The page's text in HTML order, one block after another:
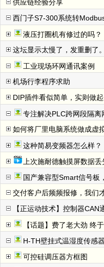
供应链经验分享
西门子S7-300系统转
液压打圈机有修过的吗？
这坛显示太慢了，发重删了
工业现场环网通讯案例
机场行李程序求助
DIP插件看似简单，实则做
专注解决PLC跨网段隔离
如何将厂里电脑系统做成虚
这种简易变频器怎么样？
上次施耐德触摸屏数据丢
国产兼容型Smart信号板，通
交付客户后频频报修，我们才
【正运动技术】控制器
【话题】费了老大劲 终于
H-TH壁挂式温湿度传感
可控硅调压器方框图